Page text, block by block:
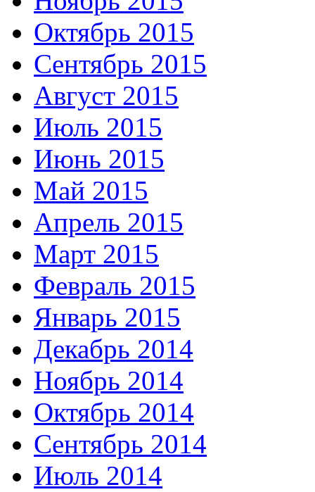
Октябрь 2015
Сентябрь 2015
Август 2015
Июль 2015
Июнь 2015
Май 2015
Апрель 2015
Март 2015
Февраль 2015
Январь 2015
Декабрь 2014
Ноябрь 2014
Октябрь 2014
Сентябрь 2014
Июль 2014